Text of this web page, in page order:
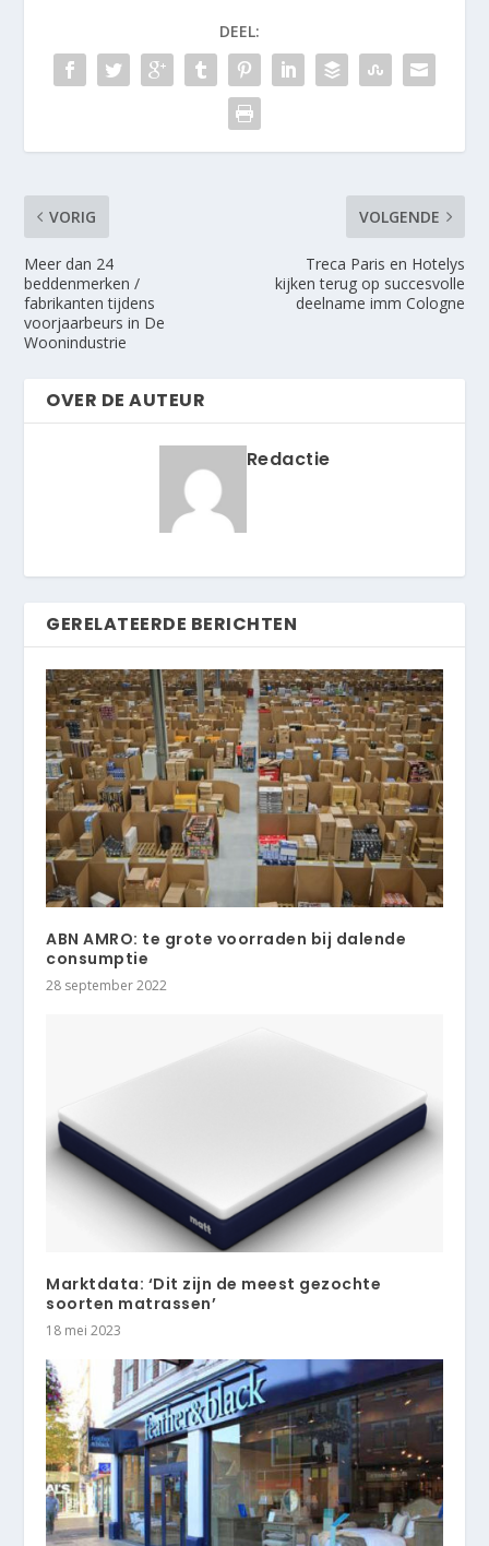
DEEL:
VORIG
Meer dan 24
beddenmerken /
fabrikanten tijdens
voorjaarbeurs in De
Woonindustrie
VOLGENDE
Treca Paris en Hotelys
kijken terug op succesvolle
deelname imm Cologne
OVER DE AUTEUR
Redactie
GERELATEERDE BERICHTEN
ABN AMRO: te grote voorraden bij dalende
consumptie
28 september 2022
Marktdata: ‘Dit zijn de meest gezochte
soorten matrassen’
18 mei 2023